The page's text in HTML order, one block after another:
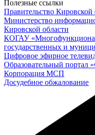
Полезные ссылки
Правительство Кировской
Министерство
Кировской области
КОГАУ
государственных и
Цифровое эфирное
Образовательный портал
Корпорация МСП
Досудебное обжалование